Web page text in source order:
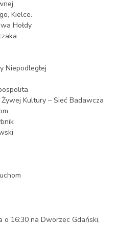
Kielce.
Hołdy
Niepodległej
Kultury – Sieć Badawcza
o 16:30 na Dworzec Gdański,